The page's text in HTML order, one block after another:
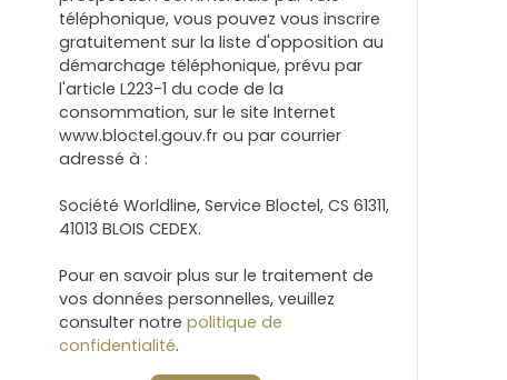
téléphonique, vous pouvez vous inscrire
gratuitement sur la liste d'opposition au
démarchage téléphonique, prévu par
l'article L223-1 du code de la
consommation, sur le site Internet
www.bloctel.gouv.fr ou par courrier
adressé à :
Société Worldline, Service Bloctel, CS 61311,
41013 BLOIS CEDEX.
Pour en savoir plus sur le traitement de
vos données personnelles, veuillez
consulter notre politique de
confidentialité.